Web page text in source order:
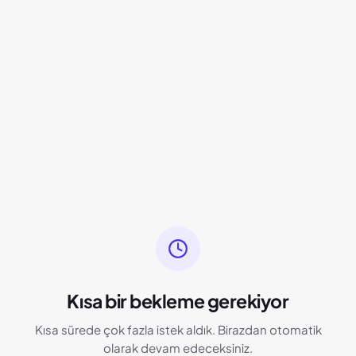
Kısa bir bekleme gerekiyor
Kısa sürede çok fazla istek aldık. Birazdan otomatik
olarak devam edeceksiniz.